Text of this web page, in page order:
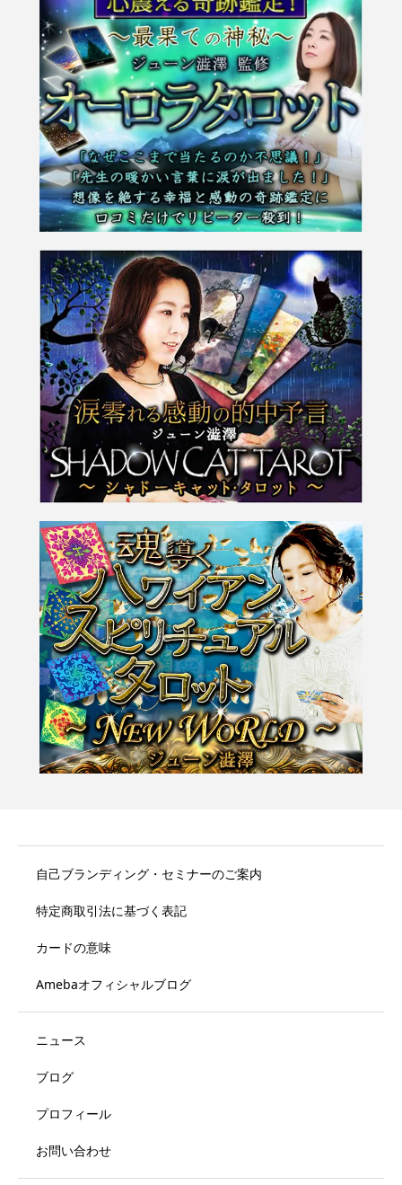
自己ブランディング・セミナーのご案内
特定商取引法に基づく表記
カードの意味
Amebaオフィシャルブログ
ニュース
ブログ
プロフィール
お問い合わせ